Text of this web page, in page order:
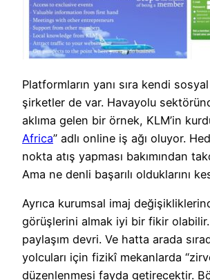
Platformların yanı sıra kendi sosyal
şirketler de var. Havayolu
aklıma gelen bir örnek, KLM’in
Africa” adlı online iş ağı oluyor.
nokta atış yapması bakımından
Ama ne denli başarılı olduklarını
Ayrıca kurumsal imaj
görüşlerini almak iyi bir fikir
paylaşım devri. Ve hatta arada
yolcuları için fizikî mekanlarda
düzenlenmesi fayda getirecektir.